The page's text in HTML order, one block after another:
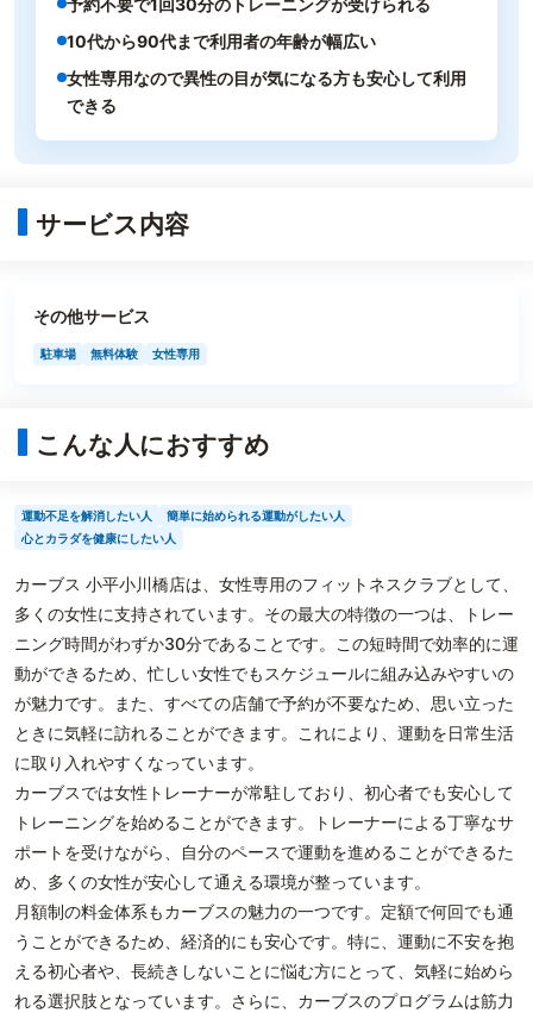
予約不要で1回30分のトレーニングが受けられる
10代から90代まで利用者の年齢が幅広い
女性専用なので異性の目が気になる方も安心して利用
できる
サービス内容
その他サービス
駐車場 無料体験 女性専用
こんな人におすすめ
運動不足を解消したい人
簡単に始められる運動がしたい人
心とカラダを健康にしたい人
カーブス 小平小川橋店は、女性専用のフィットネスクラブとして、
多くの女性に支持されています。その最大の特徴の一つは、トレー
ニング時間がわずか30分であることです。この短時間で効率的に運
動ができるため、忙しい女性でもスケジュールに組み込みやすいの
が魅力です。また、すべての店舗で予約が不要なため、思い立った
ときに気軽に訪れることができます。これにより、運動を日常生活
に取り入れやすくなっています。
カーブスでは女性トレーナーが常駐しており、初心者でも安心して
トレーニングを始めることができます。トレーナーによる丁寧なサ
ポートを受けながら、自分のペースで運動を進めることができるた
め、多くの女性が安心して通える環境が整っています。
月額制の料金体系もカーブスの魅力の一つです。定額で何回でも通
うことができるため、経済的にも安心です。特に、運動に不安を抱
える初心者や、長続きしないことに悩む方にとって、気軽に始めら
れる選択肢となっています。さらに、カーブスのプログラムは筋力